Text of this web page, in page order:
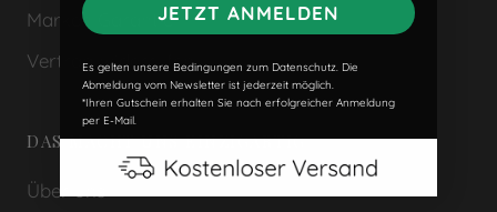
Marken Garantien
Vertrag widerrufen
DAS MACHT UNS EINZIGARTIG
Über uns
JETZT ANMELDEN
Es gelten unsere Bedingungen zum Datenschutz. Die
Abmeldung vom Newsletter ist jederzeit möglich.
*Ihren Gutschein erhalten Sie nach erfolgreicher Anmeldung
per E-Mail.